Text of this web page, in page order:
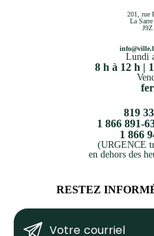
201, rue
La Sarre
Lundi
8 h à 12 h |
819
1 866 891-
1 866
(URGENCE
en dehors des
RESTEZ
Votre